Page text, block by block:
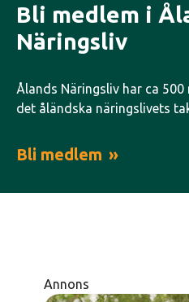
Bli medlem i
Näringsliv
Ålands Näringsliv har ca
det åländska näringslivets
Bli medlem
Annons